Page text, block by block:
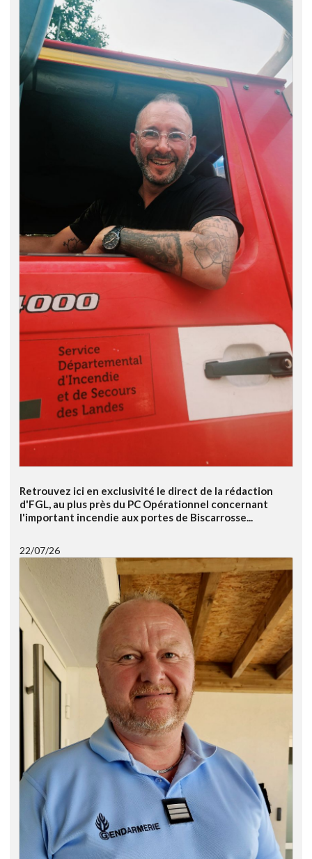
Retrouvez ici en exclusivité le direct de la rédaction
d'FGL, au plus près du PC Opérationnel concernant
l'important incendie aux portes de Biscarrosse...
22/07/26